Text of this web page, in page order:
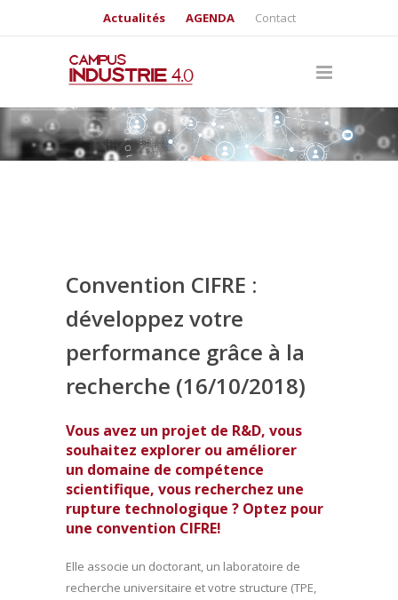
Actualités AGENDA Contact
Convention CIFRE :
développez votre
performance grâce à la
recherche (16/10/2018)
Vous avez un projet de R&D, vous
souhaitez explorer ou améliorer
un domaine de compétence
scientifique, vous recherchez une
rupture technologique ? Optez pour
une convention CIFRE!
Elle associe un doctorant, un laboratoire de
recherche universitaire et votre structure (TPE,